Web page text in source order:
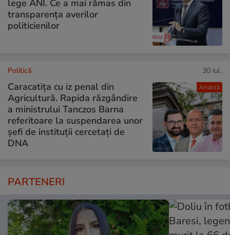
lege ANI. Ce a mai rămas din
transparența averilor
politicienilor
Analiză
Politică 30 iul.
Caracatița cu iz penal din
Agricultură. Rapida răzgândire
a ministrului Tanczos Barna
referitoare la suspendarea unor
șefi de instituții cercetați de
DNA
PARTENERI